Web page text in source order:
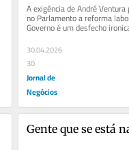
A exigência de André
no Parlamento a reforma
Governo é um desfecho
30.04.2026
30
Jornal de
Negócios
Gente que se está